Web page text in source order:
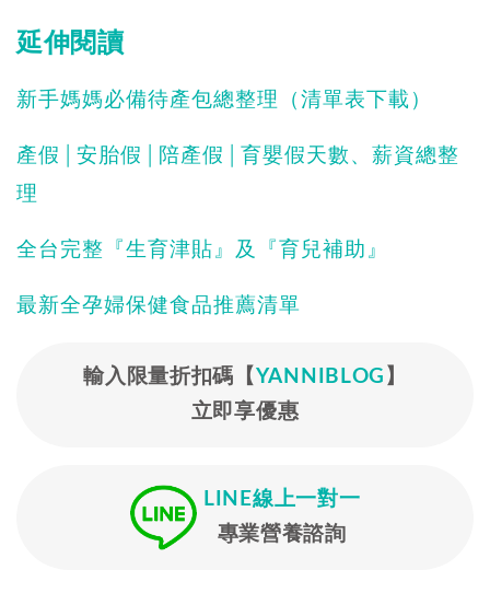
延伸閱讀
新手媽媽必備待產包總整理（清單表下載）
產假│安胎假│陪產假│育嬰假天數、薪資總整
理
全台完整『生育津貼』及『育兒補助』
最新全孕婦保健食品推薦清單
輸入限量折扣碼【YANNIBLOG 】
立即享優惠
LINE線上一對一
專業營養諮詢